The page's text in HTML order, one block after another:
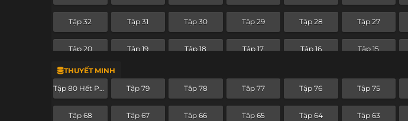
Tập 32 Tập 31 Tập 30 Tập 29 Tập 28 Tập 27
Tập 20 Tập 19 Tập 18 Tập 17 Tập 16 Tập 15
Tập 8
THUYẾT MINH
Tập 80 Hết Phần Tập 79 Tập 78 Tập 77 Tập 76 Tập 75
Tập 68 Tập 67 Tập 66 Tập 65 Tập 64 Tập 63